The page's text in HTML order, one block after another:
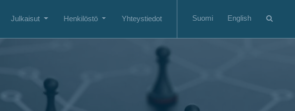
Julkaisut Henkilöstö Yhteystiedot Suomi English